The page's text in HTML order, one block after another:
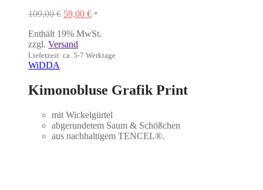
109,00€ Ursprünglicher
war:
109,00 €
59,00 €Aktueller
ist:
*
Enthält 19% MwSt.
zzgl. Versand
Lieferzeit: ca. 5-7 Werktage
WiDDA
Kimonobluse Grafik Print
mit Wickelgürtel
abgerundetem Saum & Schößchen
aus nachhaltigem TENCEL®.